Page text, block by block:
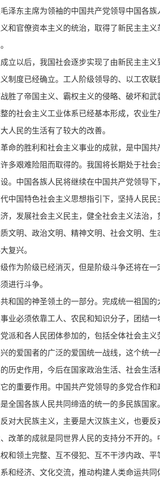
泽东主席为领袖的中国共产党领导中国各
和官僚资本主义的统治，取得了新民主主
立以后，我国社会逐步实现了由新民主主
制度已经确立。工人阶级领导的、以工农
胜了帝国主义、霸权主义的侵略、破坏和
的社会主义工业体系已经基本形成，农业
人民的生活有了较大的改善。
命的胜利和社会主义事业的成就，是中国
多艰难险阻而取得的。我国将长期处于社
。中国各族人民将继续在中国共产党领导
中国特色社会主义思想指引下，坚持人民
，发展社会主义民主，健全社会主义法治
文明、政治文明、精神文明、社会文明、
复兴。
作为阶级已经消灭，但是阶级斗争还将在
进行斗争。
和国的神圣领土的一部分。完成统一祖国
业必须依靠工人、农民和知识分子，团结
派和各人民团体参加的，包括全体社会主
的爱国者的广泛的爱国统一战线，这个统
历史作用，今后在国家政治生活、社会生
的重要作用。中国共产党领导的多党合作和
全国各族人民共同缔造的统一的多民族国
对大民族主义，主要是大汉族主义，也要
改革的成就是同世界人民的支持分不开的
和领土完整、互不侵犯、互不干涉内政、
和经济、文化交流，推动构建人类命运共